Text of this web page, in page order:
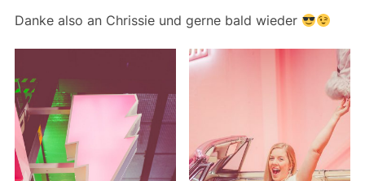
Danke also an Chrissie und gerne bald wieder